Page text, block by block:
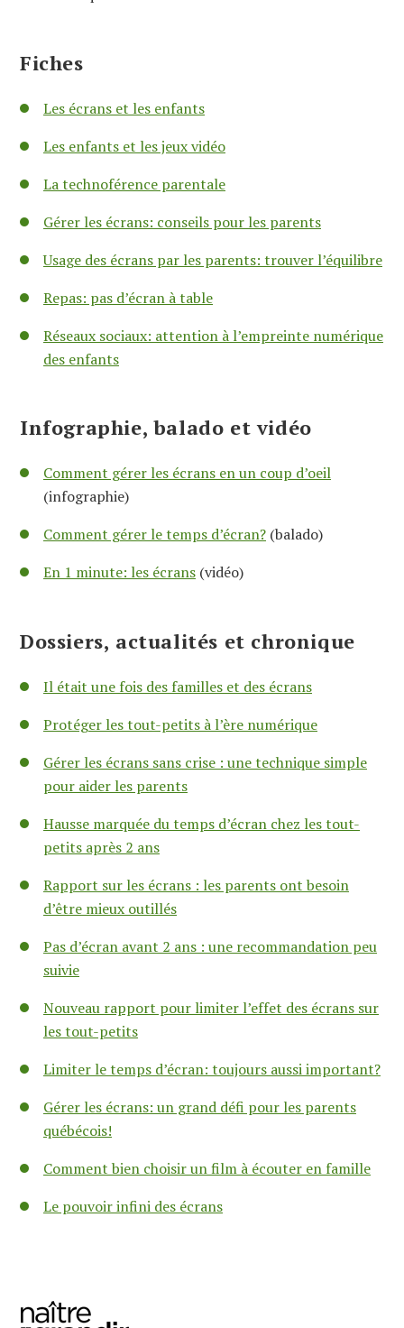
Fiches
Les écrans et les enfants
Les enfants et les jeux vidéo
La technoférence parentale
Gérer les écrans: conseils pour les parents
Usage des écrans par les parents: trouver l’équilibre
Repas: pas d’écran à table
Réseaux sociaux: attention à l’empreinte numérique
des enfants
Infographie, balado et vidéo
Comment gérer les écrans en un coup d’oeil
(infographie)
Comment gérer le temps d’écran? (balado)
En 1 minute: les écrans (vidéo)
Dossiers, actualités et chronique
Il était une fois des familles et des écrans
Protéger les tout-petits à l’ère numérique
Gérer les écrans sans crise : une technique simple
pour aider les parents
Hausse marquée du temps d’écran chez les tout-
petits après 2 ans
Rapport sur les écrans : les parents ont besoin
d’être mieux outillés
Pas d’écran avant 2 ans : une recommandation peu
suivie
Nouveau rapport pour limiter l’effet des écrans sur
les tout-petits
Limiter le temps d’écran: toujours aussi important?
Gérer les écrans: un grand défi pour les parents
québécois!
Comment bien choisir un film à écouter en famille
Le pouvoir infini des écrans